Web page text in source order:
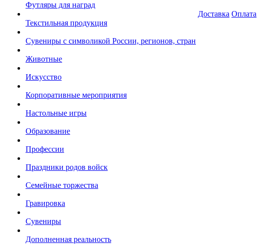
Футляры для наград
Текстильная продукция
Сувениры с символикой России, регионов, стран
Животные
Искусство
Корпоративные мероприятия
Настольные игры
Образование
Профессии
Праздники родов войск
Семейные торжества
Гравировка
Сувениры
Дополненная реальность
Доставка Оплата